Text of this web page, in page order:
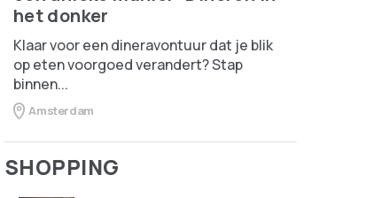
het donker
Klaar voor een dineravontuur dat je blik
op eten voorgoed verandert? Stap
binnen...
Amsterdam
SHOPPING